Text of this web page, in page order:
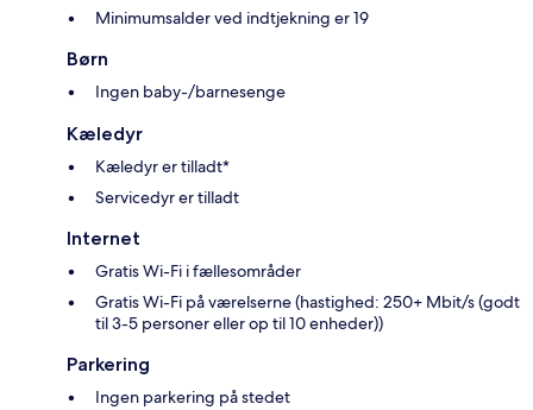
Minimumsalder ved indtjekning er 19
Børn
Ingen baby-/barnesenge
Kæledyr
Kæledyr er tilladt*
Servicedyr er tilladt
Internet
Gratis Wi-Fi i fællesområder
Gratis Wi-Fi på værelserne (hastighed: 250+ Mbit/s (godt
til 3-5 personer eller op til 10 enheder))
Parkering
Ingen parkering på stedet